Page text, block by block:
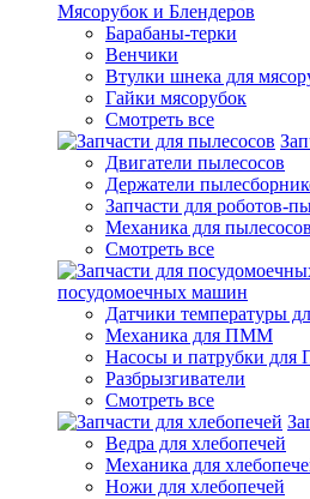
Мясорубок и Блендеров
Барабаны-терки
Венчики
Втулки шнека для
Гайки мясорубок
Смотреть все
Двигатели пылесосов
Держатели
Запчасти для роботов-
Механика для пылесосов
Смотреть все
посудомоечных машин
Датчики температуры
Механика для ПММ
Насосы и патрубки
Разбрызгиватели
Смотреть все
Ведра для хлебопечей
Механика для
Ножи для хлебопечей